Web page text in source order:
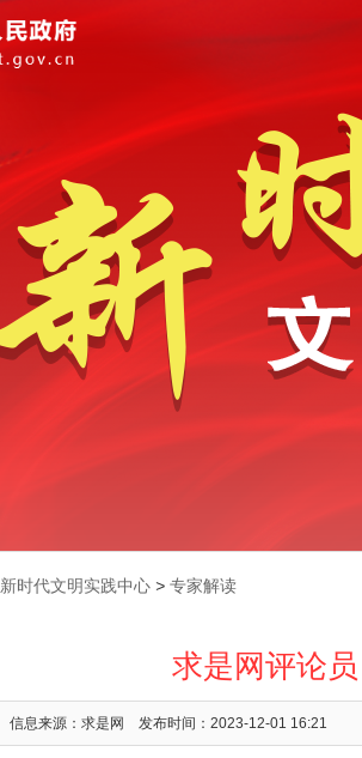
新时代文明实践中心 > 专家解读
求是网评论
信息来源：求是网 发布时间：2023-12-01 16:21